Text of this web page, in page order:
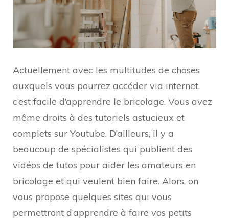
Actuellement avec les multitudes de choses
auxquels vous pourrez accéder via internet,
c’est facile d’apprendre le bricolage. Vous avez
même droits à des tutoriels astucieux et
complets sur Youtube. D’ailleurs, il y a
beaucoup de spécialistes qui publient des
vidéos de tutos pour aider les amateurs en
bricolage et qui veulent bien faire. Alors, on
vous propose quelques sites qui vous
permettront d’apprendre à faire vos petits